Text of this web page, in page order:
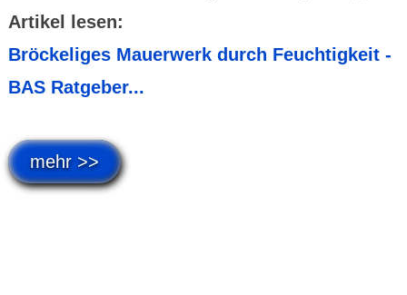
Artikel lesen:
Bröckeliges Mauerwerk durch Feuchtigkeit -
BAS Ratgeber...
mehr >>